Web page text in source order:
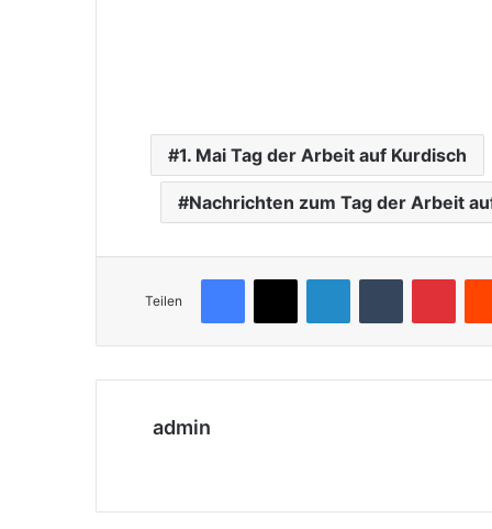
1. Mai Tag der Arbeit auf Kurdisch
Nachrichten zum Tag der Arbeit
Teilen
admin
eit